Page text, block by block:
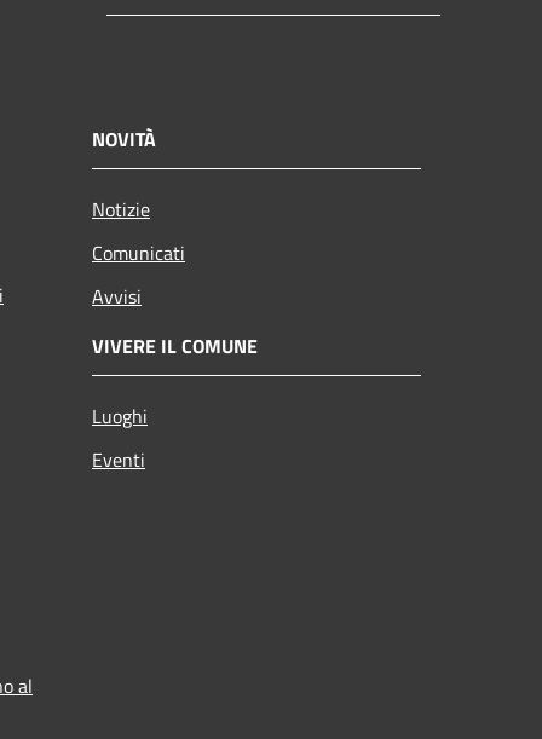
NOVITÀ
Notizie
Comunicati
Avvisi
VIVERE IL COMUNE
Luoghi
Eventi
al